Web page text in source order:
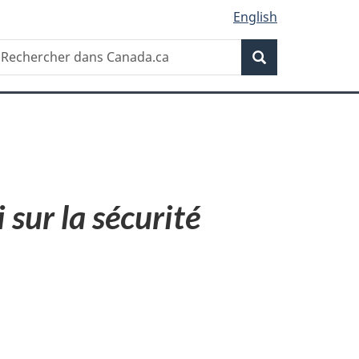
English
Recherche
sur la sécurité